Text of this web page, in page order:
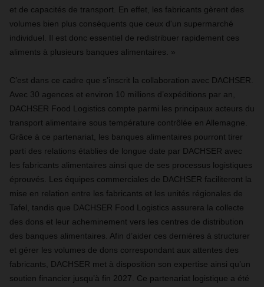
et de capacités de transport. En effet, les fabricants gèrent des
volumes bien plus conséquents que ceux d'un supermarché
individuel. Il est donc essentiel de redistribuer rapidement ces
aliments à plusieurs banques alimentaires. »
C’est dans ce cadre que s’inscrit la collaboration avec DACHSER.
Avec 30 agences et environ 10 millions d’expéditions par an,
DACHSER Food Logistics compte parmi les principaux acteurs du
transport alimentaire sous température contrôlée en Allemagne.
Grâce à ce partenariat, les banques alimentaires pourront tirer
parti des relations établies de longue date par DACHSER avec
les fabricants alimentaires ainsi que de ses processus logistiques
éprouvés. Les équipes commerciales de DACHSER faciliteront la
mise en relation entre les fabricants et les unités régionales de
Tafel, tandis que DACHSER Food Logistics assurera la collecte
des dons et leur acheminement vers les centres de distribution
des banques alimentaires. Afin d’aider ces dernières à structurer
et gérer les volumes de dons correspondant aux attentes des
fabricants, DACHSER met à disposition son expertise ainsi qu’un
soutien financier jusqu’à fin 2027. Ce partenariat logistique a été